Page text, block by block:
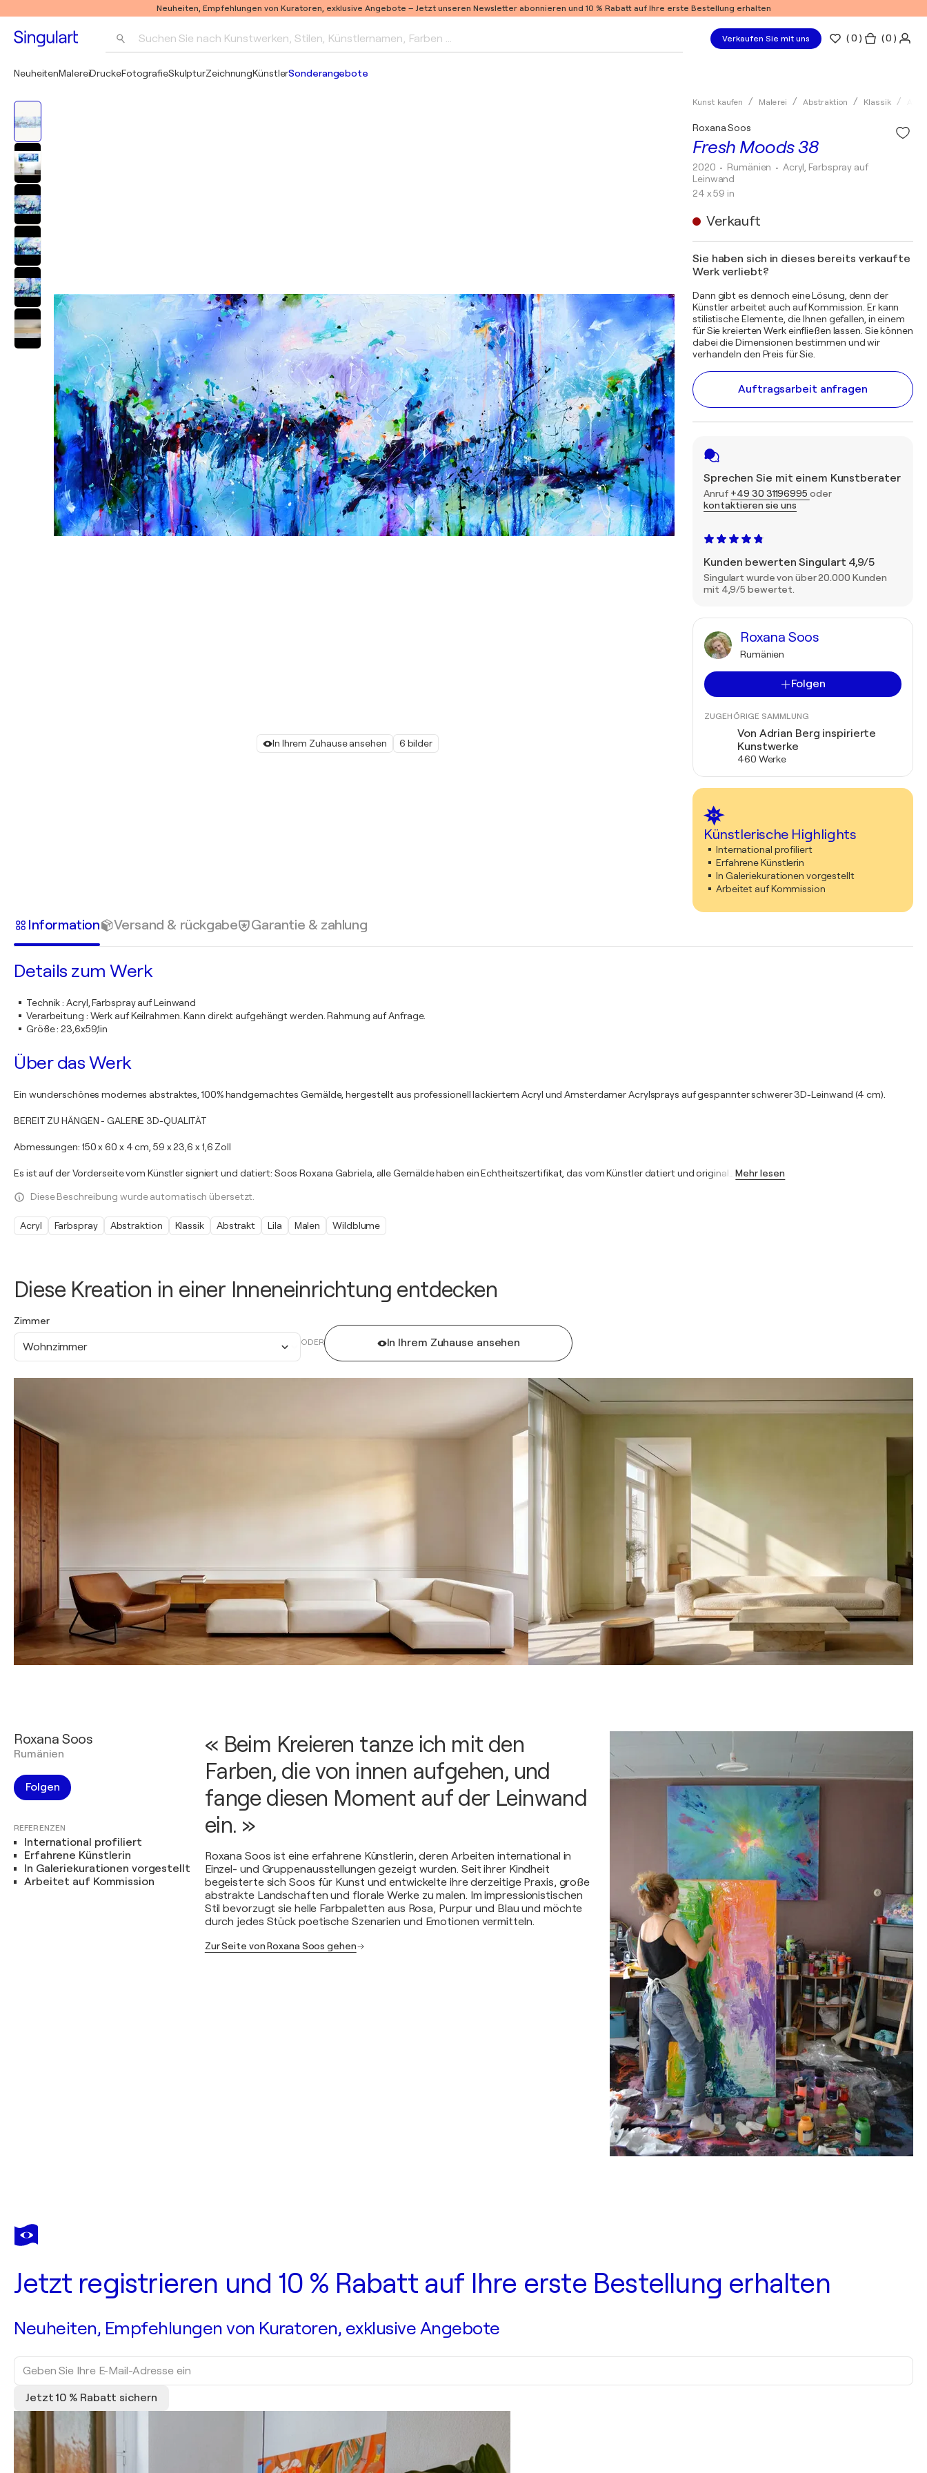
Neuheiten, Empfehlungen von Kuratoren, exklusive Angebote – Jetzt unseren Newsletter abonnieren und 10 % Rabatt auf Ihre erste Bestellung erhalten
Suchen Sie nach Kunstwerken, Stilen, Künstlernamen, Farben … Verkaufen Sie mit uns (0 ) ( 0 )
NeuheitenMalereiDruckeFotografieSkulpturZeichnungKünstlerSonderangebote
In Ihrem Zuhause ansehen 6 bilder
Kunst kaufen Malerei Abstraktion Klassik
Fresh Moods 38
Roxana Soos
2020 • Rumänien • Acryl, Farbspray auf
Leinwand
24 x 59 in
Verkauft
Sie haben sich in dieses bereits verkaufte
Werk verliebt?
Dann gibt es dennoch eine Lösung, denn der
Künstler arbeitet auch auf Kommission. Er kann
stilistische Elemente, die Ihnen gefallen, in einem
für Sie kreierten Werk einfließen lassen. Sie können
dabei die Dimensionen bestimmen und wir
verhandeln den Preis für Sie.
Auftragsarbeit anfragen
Sprechen Sie mit einem Kunstberater
Anruf +49 30 31196995 oder
kontaktieren sie uns
Kunden bewerten Singulart 4,9/5
Singulart wurde von über 20.000 Kunden
mit 4,9/5 bewertet.
Roxana Soos
Rumänien
Folgen
ZUGEHÖRIGE SAMMLUNG
Von Adrian Berg inspirierte
Kunstwerke
460 Werke
Künstlerische Highlights
International profiliert
Erfahrene Künstlerin
In Galeriekurationen vorgestellt
Arbeitet auf Kommission
Diese Kreation in einer Inneneinrichtung entdecken
Zimmer
Wohnzimmer ODER In Ihrem Zuhause ansehen
Information Versand & rückgabe Garantie & zahlung
Details zum Werk
Technik:Acryl, Farbspray auf Leinwand
Verarbeitung : Werk auf Keilrahmen. Kann direkt aufgehängt werden. Rahmung auf Anfrage.
Größe: 23,6x59,1in
Über das Werk
Ein wunderschönes modernes abstraktes, 100% handgemachtes Gemälde, hergestellt aus professionell lackiertem Acryl und Amsterdamer Acrylsprays auf gespannter schwerer 3D-Leinwand (4 cm).
BEREIT ZU HÄNGEN - GALERIE 3D-QUALITÄT
Abmessungen: 150 x 60 x 4 cm, 59 x 23,6 x 1,6 Zoll
Es ist auf der Vorderseite vom Künstler signiert und datiert: Soos Roxana Gabriela, alle Gemälde haben ein Echtheitszertifikat, das vom Künstler datiert und original Mehr lesen
Diese Beschreibung wurde automatisch übersetzt.
Acryl Farbspray Abstraktion Klassik Abstrakt Lila Malen Wildblume
Roxana Soos
Rumänien
Folgen
REFERENZEN
International profiliert
Erfahrene Künstlerin
In Galeriekurationen vorgestellt
Arbeitet auf Kommission
« Beim Kreieren tanze ich mit den
Farben, die von innen aufgehen, und
fange diesen Moment auf der Leinwand
ein. »
Roxana Soos ist eine erfahrene Künstlerin, deren Arbeiten international in
Einzel- und Gruppenausstellungen gezeigt wurden. Seit ihrer Kindheit
begeisterte sich Soos für Kunst und entwickelte ihre derzeitige Praxis, große
abstrakte Landschaften und florale Werke zu malen. Im impressionistischen
Stil bevorzugt sie helle Farbpaletten aus Rosa, Purpur und Blau und möchte
durch jedes Stück poetische Szenarien und Emotionen vermitteln.
Zur Seite von Roxana Soos gehen
Jetzt registrieren und 10 % Rabatt auf Ihre erste Bestellung erhalten
Neuheiten, Empfehlungen von Kuratoren, exklusive Angebote
Jetzt 10 % Rabatt sichern